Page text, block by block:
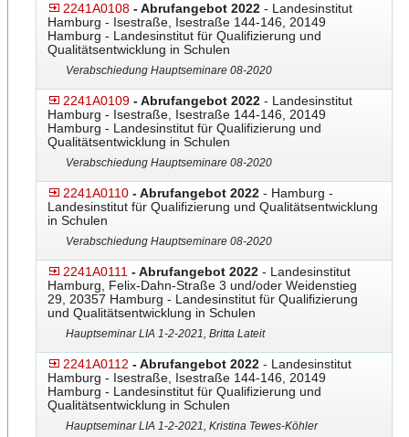
2241A0108 - Abrufangebot 2022 - Landesinstitut
Hamburg - Isestraße, Isestraße 144-146, 20149
Hamburg - Landesinstitut für Qualifizierung und
Qualitätsentwicklung in Schulen
Verabschiedung Hauptseminare 08-2020
2241A0109 - Abrufangebot 2022 - Landesinstitut
Hamburg - Isestraße, Isestraße 144-146, 20149
Hamburg - Landesinstitut für Qualifizierung und
Qualitätsentwicklung in Schulen
Verabschiedung Hauptseminare 08-2020
2241A0110 - Abrufangebot 2022 - Hamburg -
Landesinstitut für Qualifizierung und Qualitätsentwicklung
in Schulen
Verabschiedung Hauptseminare 08-2020
2241A0111 - Abrufangebot 2022 - Landesinstitut
Hamburg, Felix-Dahn-Straße 3 und/oder Weidenstieg
29, 20357 Hamburg - Landesinstitut für Qualifizierung
und Qualitätsentwicklung in Schulen
Hauptseminar LIA 1-2-2021, Britta Lateit
2241A0112 - Abrufangebot 2022 - Landesinstitut
Hamburg - Isestraße, Isestraße 144-146, 20149
Hamburg - Landesinstitut für Qualifizierung und
Qualitätsentwicklung in Schulen
Hauptseminar LIA 1-2-2021, Kristina Tewes-Köhler